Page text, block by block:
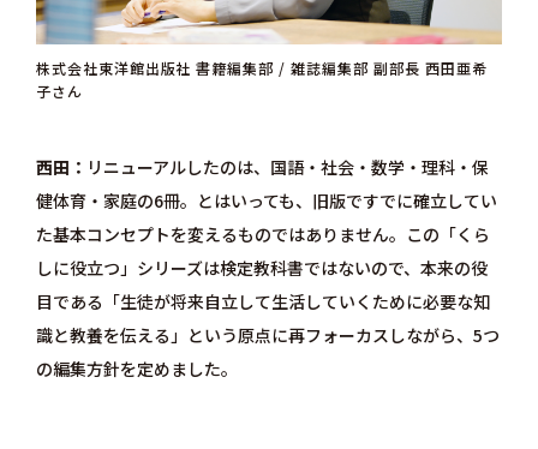
株式会社東洋館出版社 書籍編集部 / 雑誌編集部 副部長 西田亜希
子さん
西田
リニューアルしたのは、国語・社会・数学・理科・保
健体育・家庭の6冊。とはいっても、旧版ですでに確立してい
た基本コンセプトを変えるものではありません。この「くら
しに役立つ」シリーズは検定教科書ではないので、本来の役
目である「生徒が将来自立して生活していくために必要な知
識と教養を伝える」という原点に再フォーカスしながら、5つ
の編集方針を定めました。